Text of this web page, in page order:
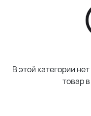
В этой категории
товар